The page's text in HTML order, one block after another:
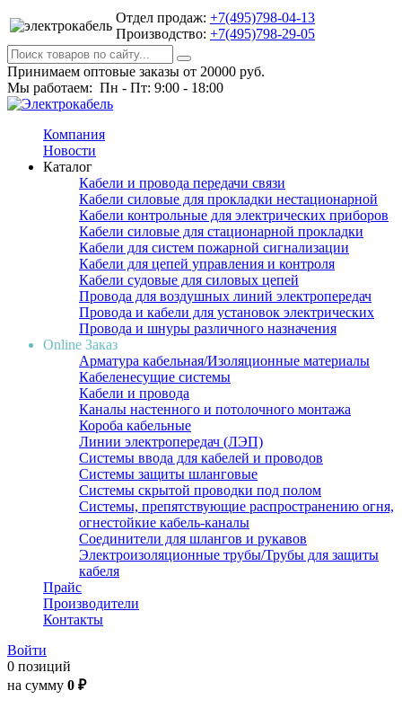
Отдел продаж: +7(495)798-04-13
Производство: +7(495)798-29-05
Принимаем оптовые заказы от 20000 руб.
Мы работаем: Пн - Пт: 9:00 - 18:00
Компания
Новости
Каталог
Кабели и провода передачи связи
Кабели силовые для прокладки нестационарной
Кабели контрольные для электрических приборов
Кабели силовые для стационарной прокладки
Кабели для систем пожарной сигнализации
Кабели для цепей управления и контроля
Кабели судовые для силовых цепей
Провода для воздушных линий электропередач
Провода и кабели для установок электрических
Провода и шнуры различного назначения
Online Заказ
Арматура кабельная/Изоляционные материалы
Кабеленесущие системы
Кабели и провода
Каналы настенного и потолочного монтажа
Короба кабельные
Линии электропередач (ЛЭП)
Системы ввода для кабелей и проводов
Системы защиты шланговые
Системы скрытой проводки под полом
Системы, препятствующие распространению огня,
огнестойкие кабель-каналы
Соединители для шлангов и рукавов
Электроизоляционные трубы/Трубы для защиты
кабеля
Прайс
Производители
Контакты
Войти
0 позиций
на сумму 0 ₽